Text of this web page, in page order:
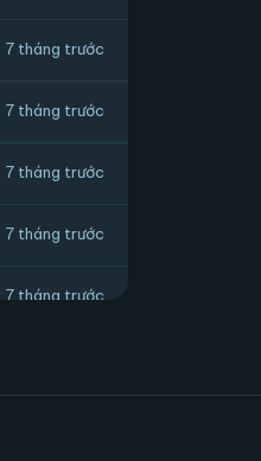
7 tháng trước
7 tháng trước
7 tháng trước
7 tháng trước
7 tháng trước